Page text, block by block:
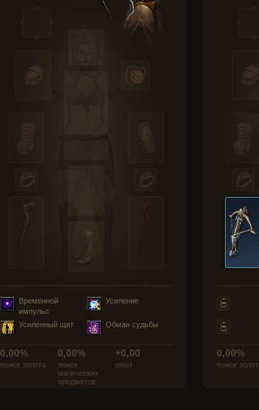
Временной
импульс
Усиление
Усиленный щит Обман судьбы
0,00%
поиск золота
0,00%
поиск
магических
предметов
+0,00
опыт
0,00%
поиск